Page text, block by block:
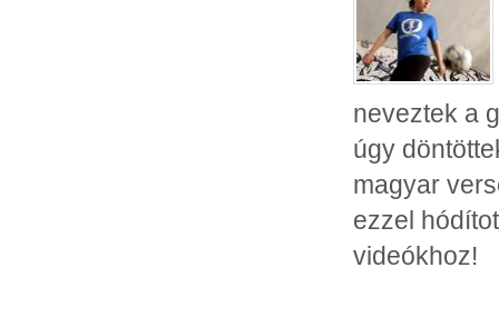
neveztek a
úgy
magyar
ezzel
videókhoz!